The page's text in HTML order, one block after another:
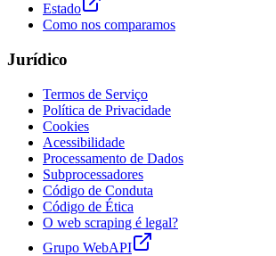
Estado
Como nos comparamos
Jurídico
Termos de Serviço
Política de Privacidade
Cookies
Acessibilidade
Processamento de Dados
Subprocessadores
Código de Conduta
Código de Ética
O web scraping é legal?
Grupo WebAPI